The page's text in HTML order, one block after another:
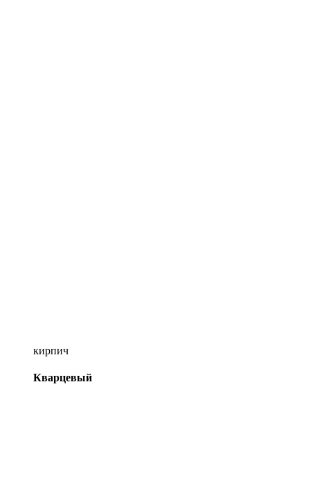
кирпич
Кварцевый